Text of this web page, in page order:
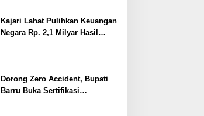
Kajari Lahat Pulihkan Keuangan
Negara Rp. 2,1 Milyar Hasil
Dorong Zero Accident, Bupati
Barru Buka Sertifikasi